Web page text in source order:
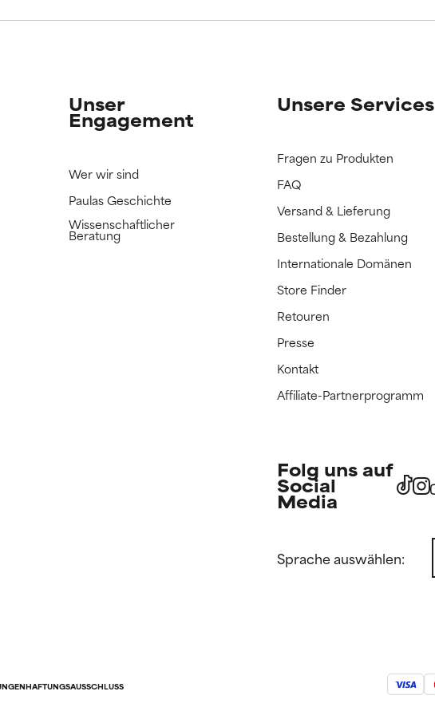
Unser
Engagement
Wer wir sind
Paulas Geschichte
Wissenschaftlicher
Beratung
Unsere Services
Fragen zu Produkten
FAQ
Versand & Lieferung
Bestellung & Bezahlung
Internationale Domänen
Store Finder
Retouren
Presse
Kontakt
Affiliate-Partnerprogramm
Folg uns auf
Social
Media
Sprache auswählen:
HAFTUNGSAUSSCHLUSS